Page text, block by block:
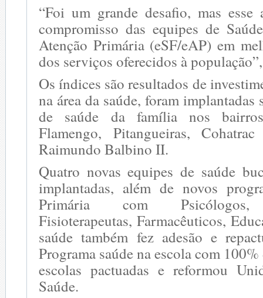
“Foi um grande desafio, mas esse
compromisso das equipes de
Atenção Primária (eSF/eAP) em
dos serviços oferecidos à
Os índices são resultados de
na área da saúde, foram implantadas
de saúde da família nos
Flamengo, Pitangueiras,
Raimundo Balbino II.
Quatro novas equipes de saúde
implantadas, além de novos
Primária com Psicólogos,
Fisioterapeutas, Farmacêuticos,
saúde também fez adesão e
Programa saúde na escola com 100%
escolas pactuadas e reformou
Saúde.